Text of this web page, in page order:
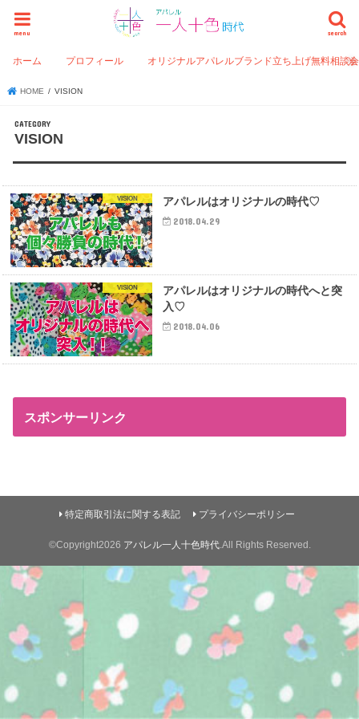
search
menu
ホーム プロフィール オリジナルアパレルブランド立ち上げ無料相談
HOME VISION
VISION
VISION アパレルはオリジナルの時代♡
2018.04.29
VISION
アパレルはオリジナルの時代へと突
入♡
2018.04.06
スポンサーリンク
特定商取引法に関する表記 プライバシーポリシー
©Copyright2026 アパレル一人十色時代.All Rights Reserved.